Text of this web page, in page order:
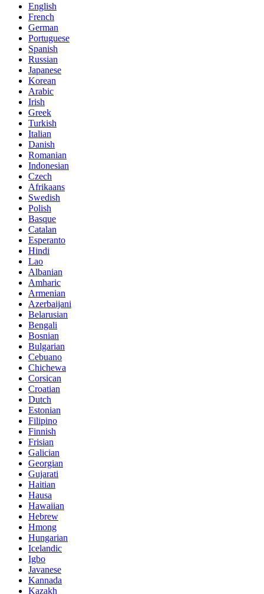
English
French
German
Portuguese
Spanish
Russian
Japanese
Korean
Arabic
Irish
Greek
Turkish
Italian
Danish
Romanian
Indonesian
Czech
Afrikaans
Swedish
Polish
Basque
Catalan
Esperanto
Hindi
Lao
Albanian
Amharic
Armenian
Azerbaijani
Belarusian
Bengali
Bosnian
Bulgarian
Cebuano
Chichewa
Corsican
Croatian
Dutch
Estonian
Filipino
Finnish
Frisian
Galician
Georgian
Gujarati
Haitian
Hausa
Hawaiian
Hebrew
Hmong
Hungarian
Icelandic
Igbo
Javanese
Kannada
Kazakh